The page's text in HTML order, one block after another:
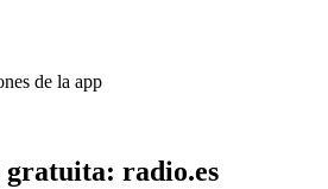
de la app
gratuita: radio.es